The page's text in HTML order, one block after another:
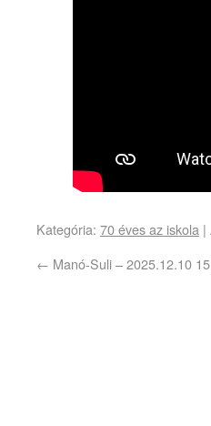
Kategória: 70 éves az iskola |
← Manó-Suli – 2025.12.10